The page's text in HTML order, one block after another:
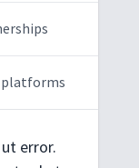
platforms
error.